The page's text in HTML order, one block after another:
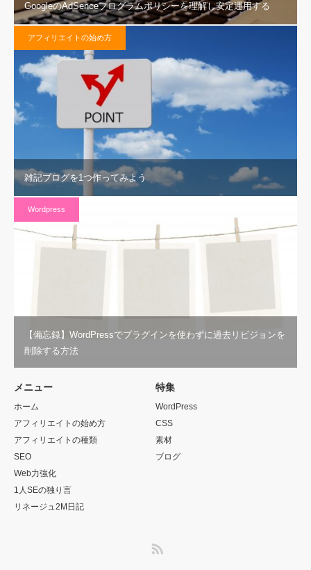
GoogleのAdSenceプログラムポリシーを理解し安定運用する
アフィリエイトの始め方
雑記ブログを1つ作ってみよう
Wordpress
【備忘録】WordPressでプラグインを使わずに過去リビジョンを
削除する方法
メニュー
ホーム
アフィリエイトの始め方
アフィリエイトの種類
SEO
Web力強化
1人SEの独り言
リネージュ2M日記
特集
WordPress
CSS
素材
ブログ